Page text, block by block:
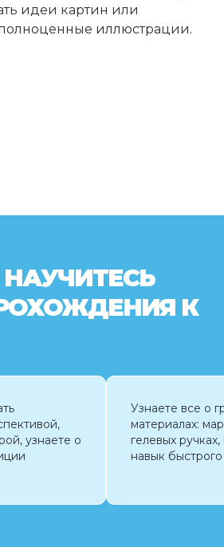
идеи картин или
полноценные иллюстрации.
К
узнаете о
Узнаете все о
материалах:
гелевых
навык